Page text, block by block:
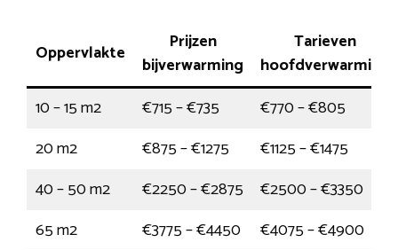
Oppervlakte
Prijzen
bijverwarming
Tarieven
hoofdverwarming
10 – 15 m2
€715 – €735
€770 – €805
20 m2
€875 – €1275
€1125 – €1475
40 – 50 m2
€2250 – €2875
€2500 – €3350
65 m2
€3775 – €4450
€4075 – €4900